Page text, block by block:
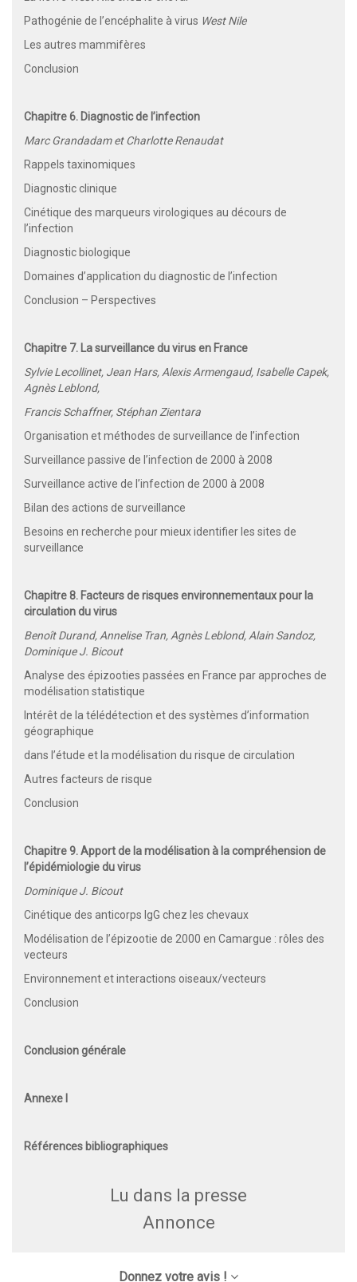
Pathogénie de l’encéphalite à virus West Nile
Les autres mammifères
Conclusion
Chapitre 6. Diagnostic de l’infection
Marc Grandadam et Charlotte Renaudat
Rappels taxinomiques
Diagnostic clinique
Cinétique des marqueurs virologiques au décours de
l’infection
Diagnostic biologique
Domaines d’application du diagnostic de l’infection
Conclusion – Perspectives
Chapitre 7. La surveillance du virus en France
Sylvie Lecollinet, Jean Hars, Alexis Armengaud, Isabelle Capek,
Agnès Leblond,
Francis Schaffner, Stéphan Zientara
Organisation et méthodes de surveillance de l’infection
Surveillance passive de l’infection de 2000 à 2008
Surveillance active de l’infection de 2000 à 2008
Bilan des actions de surveillance
Besoins en recherche pour mieux identifier les sites de
surveillance
Chapitre 8. Facteurs de risques environnementaux pour la
circulation du virus
Benoît Durand, Annelise Tran, Agnès Leblond, Alain Sandoz,
Dominique J. Bicout
Analyse des épizooties passées en France par approches de
modélisation statistique
Intérêt de la télédétection et des systèmes d’information
géographique
dans l’étude et la modélisation du risque de circulation
Autres facteurs de risque
Conclusion
Chapitre 9. Apport de la modélisation à la compréhension de
l’épidémiologie du virus
Dominique J. Bicout
Cinétique des anticorps IgG chez les chevaux
Modélisation de l’épizootie de 2000 en Camargue : rôles des
vecteurs
Environnement et interactions oiseaux/vecteurs
Conclusion
Conclusion générale
Annexe I
Références bibliographiques
Lu dans la presse
Annonce
Donnez votre avis !